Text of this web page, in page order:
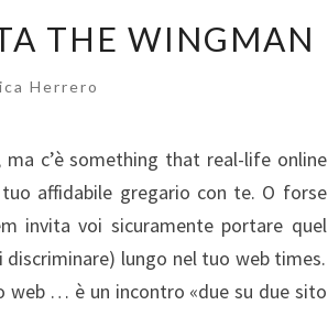
THE WINGMAN
Herrero
c’è something that real-life online
affidabile gregario con te. O forse
invita voi sicuramente portare quel
lungo nel tuo web times.
web … è un incontro «due su due sito